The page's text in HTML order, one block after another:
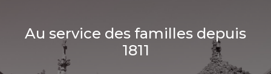
Au service des familles depuis
1811